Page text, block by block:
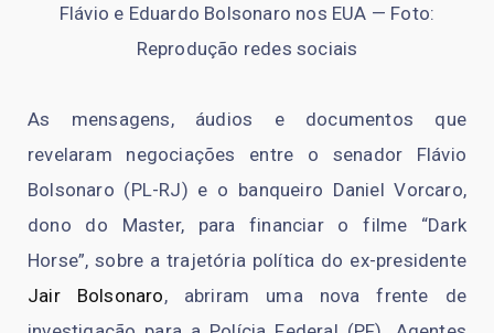
Flávio e Eduardo Bolsonaro nos EUA — Foto:
Reprodução redes sociais
As mensagens, áudios e documentos que
revelaram negociações entre o senador Flávio
Bolsonaro (PL-RJ) e o banqueiro Daniel Vorcaro,
dono do Master, para financiar o filme “Dark
Horse”, sobre a trajetória política do ex-presidente
Jair Bolsonaro, abriram uma nova frente de